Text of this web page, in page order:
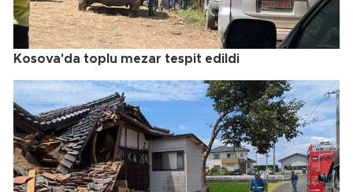
Kosova'da toplu mezar tespit edildi